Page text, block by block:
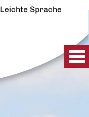
Leichte Sprache